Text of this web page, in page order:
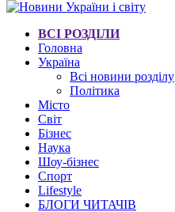
ВСІ РОЗДІЛИ
Головна
Україна
Всі новини розділу
Політика
Місто
Світ
Бізнес
Наука
Шоу-бізнес
Спорт
Lifestyle
БЛОГИ ЧИТАЧІВ